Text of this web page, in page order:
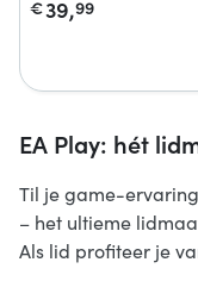
€39,99
EA Play: hét
Til je game-
– het ultieme
Als lid profiteer je